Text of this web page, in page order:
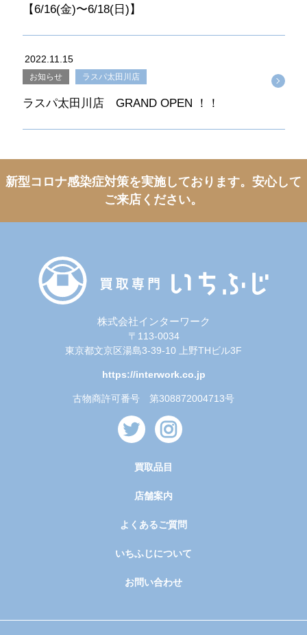
【6/16(金)〜6/18(日)】
2022.11.15
お知らせ ラスパ太田川店
ラスパ太田川店 GRAND OPEN ！！
新型コロナ感染症対策を実施しております。 安心して
ご来店ください。
株式会社インターワーク
〒113-0034
東京都文京区湯島3-39-10 上野THビル3F
https://interwork.co.jp
古物商許可番号 第308872004713号
買取品目
店舗案内
よくあるご質問
いちふじについて
お問い合わせ